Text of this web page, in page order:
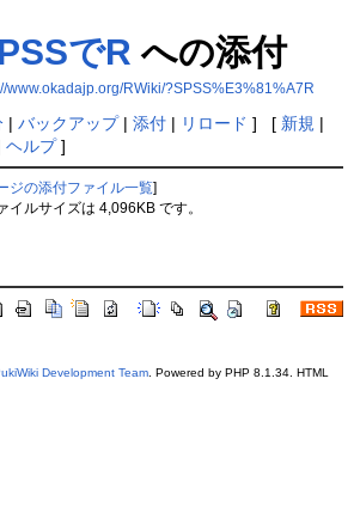
でR への添付
www.okadajp.org/RWiki/?SPSS%E3%81%A7R
| バックアップ| 添付| リロード ] [ 新規 |
ヘルプ]
ジの添付ファイル一覧]
イルサイズは 4,096KB です。
Development Team. Powered by PHP 8.1.34. HTML